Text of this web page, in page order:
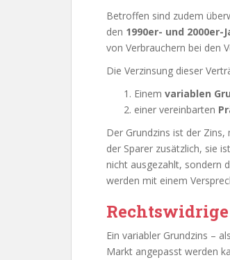
Betroffen sind zudem
den 1990er- und 2000er-
von Verbrauchern bei den
Die Verzinsung dieser
Einem variablen
einer vereinbarten
Der Grundzins ist der
der Sparer zusätzlich, sie
nicht ausgezahlt, sondern
werden mit einem
Ein variabler Grundzins –
Markt angepasst werden